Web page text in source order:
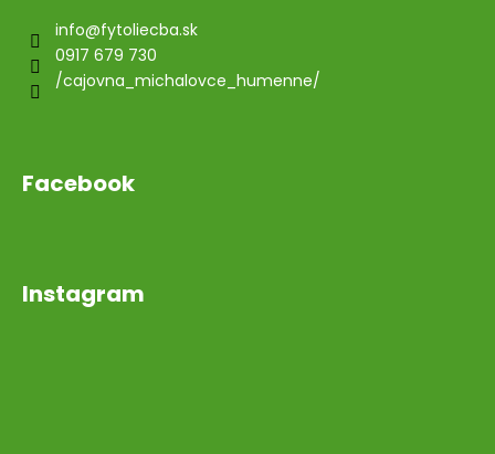
info@fytoliecba.sk
0917 679 730
/cajovna_michalovce_humenne/
Facebook
Instagram